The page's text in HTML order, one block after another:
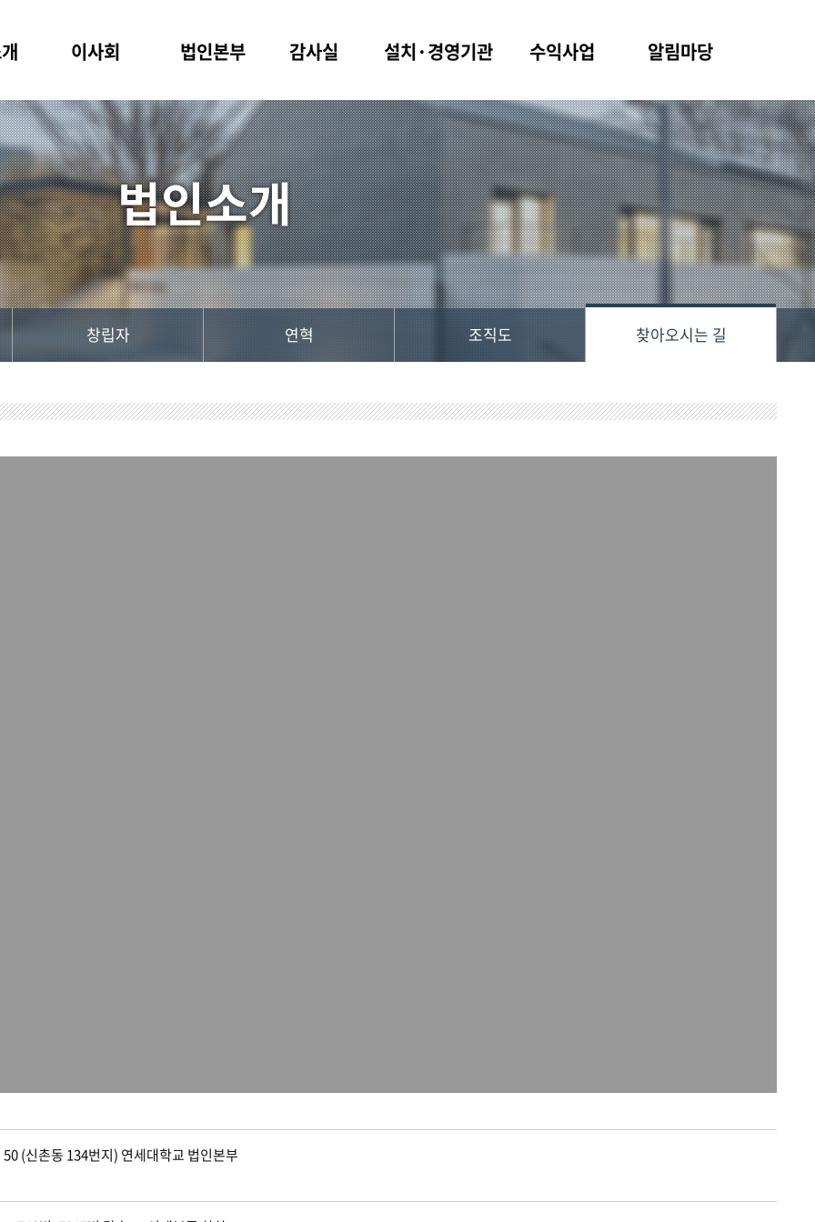
이사회 법인본부 감사실 설치·경영기관 수익사업 알림마당
창립자 연혁 조직도 찾아오시는 길
(신촌동 134번지) 연세대학교 법인본부